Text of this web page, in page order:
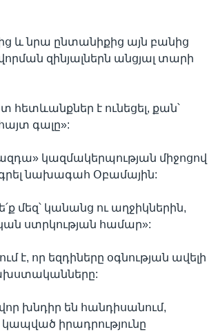
և նրա ընտանիքից այն բանից
զինյալներն անցյալ տարի
հետևանքներ է ունեցել, քան՝
գալը»:
կազմակերպության միջոցով
գրել նախագահ Օբամային:
մեզ՝ կանանց ու աղջիկներին,
ստրկության համար»:
որ եզդիները օգնության ավելի
խնդիր են հանդիսանում,
իրադրությունը